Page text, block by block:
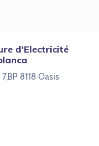
d'Electricité
8118 Oasis